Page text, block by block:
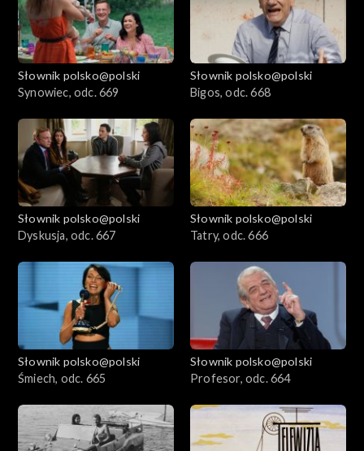
Słownik polsko@polski
Synowiec, odc. 669
Słownik polsko@polski
Bigos, odc. 668
Słownik polsko@polski
Dyskusja, odc. 667
Słownik polsko@polski
Tatry, odc. 666
Słownik polsko@polski
Śmiech, odc. 665
Słownik polsko@polski
Profesor, odc. 664